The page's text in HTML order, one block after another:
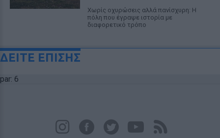
Χωρίς οχυρώσεις αλλά πανίσχυρη: Η
πόλη που έγραψε ιστορία με
διαφορετικό τρόπο
ΔΕΙΤΕ ΕΠΙΣΗΣ
par: 6